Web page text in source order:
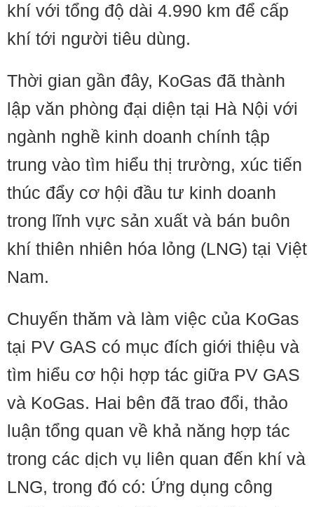
khí với tổng độ dài 4.990 km để cấp
khí tới người tiêu dùng.
Thời gian gần đây, KoGas đã thành
lập văn phòng đại diện tại Hà Nội với
ngành nghề kinh doanh chính tập
trung vào tìm hiểu thị trường, xúc tiến
thúc đẩy cơ hội đầu tư kinh doanh
trong lĩnh vực sản xuất và bán buôn
khí thiên nhiên hóa lỏng (LNG) tại Việt
Nam.
Chuyến thăm và làm việc của KoGas
tại PV GAS có mục đích giới thiệu và
tìm hiểu cơ hội hợp tác giữa PV GAS
và KoGas. Hai bên đã trao đổi, thảo
luận tổng quan về khả năng hợp tác
trong các dịch vụ liên quan đến khí và
LNG, trong đó có: Ứng dụng công